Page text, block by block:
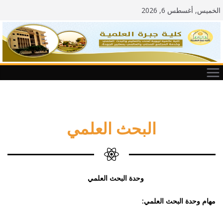
الخميس, أغسطس 6, 2026
البحث العلمي
وحدة البحث العلمي
مهام وحدة البحث العلمي: